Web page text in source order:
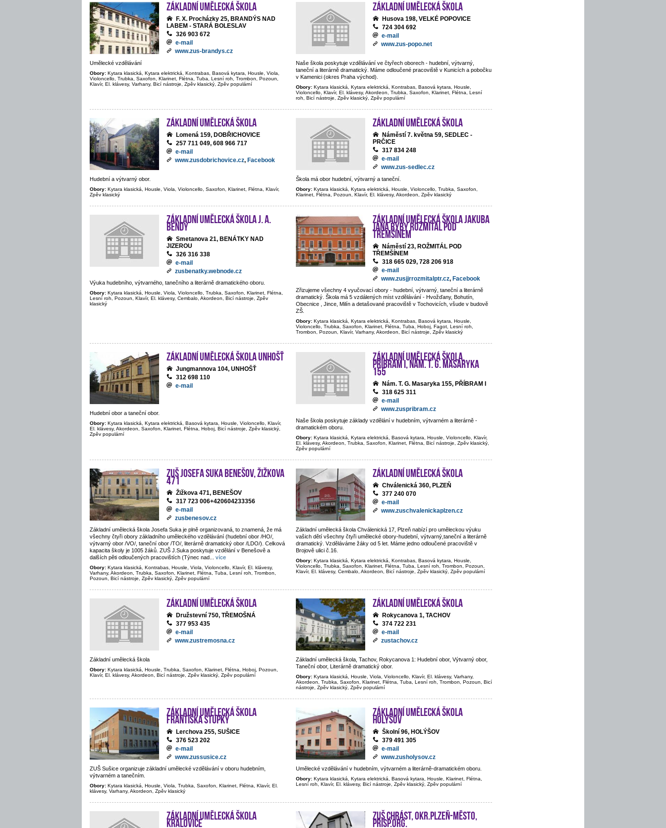
Základní umělecká škola
F. X. Procházky 25, BRANDÝS NAD
LABEM - STARÁ BOLESLAV
326 903 672
e-mail
www.zus-brandys.cz
Umělecké vzdělávání
Obory: Kytara klasická, Kytara elektrická, Kontrabas, Basová kytara, Housle, Viola,
Violoncello, Trubka, Saxofon, Klarinet, Flétna, Tuba, Lesní roh, Trombon, Pozoun,
Klavír, El. klávesy, Varhany, Bicí nástroje, Zpěv klasický, Zpěv populární
Základní umělecká škola
Husova 198, VELKÉ POPOVICE
724 304 692
e-mail
www.zus-popo.net
Naše škola poskytuje vzdělávání ve čtyřech oborech - hudební, výtvarný,
taneční a literárně dramatický. Máme odloučené pracoviště v Kunicích a pobočku
v Kamenici (okres Praha východ).
Obory: Kytara klasická, Kytara elektrická, Kontrabas, Basová kytara, Housle,
Violoncello, Klavír, El. klávesy, Akordeon, Trubka, Saxofon, Klarinet, Flétna, Lesní
roh, Bicí nástroje, Zpěv klasický, Zpěv populární
Základní umělecká škola
Lomená 159, DOBŘICHOVICE
257 711 049, 608 966 717
e-mail
www.zusdobrichovice.cz, Facebook
Hudební a výtvarný obor.
Obory: Kytara klasická, Housle, Viola, Violoncello, Saxofon, Klarinet, Flétna, Klavír,
Zpěv klasický
Základní umělecká škola
Náměstí 7. května 59, SEDLEC -
PRČICE
317 834 248
e-mail
www.zus-sedlec.cz
Škola má obor hudební, výtvarný a taneční.
Obory: Kytara klasická, Kytara elektrická, Housle, Violoncello, Trubka, Saxofon,
Klarinet, Flétna, Pozoun, Klavír, El. klávesy, Akordeon, Zpěv klasický
Základní umělecká škola J. A.
Bendy
Smetanova 21, BENÁTKY NAD
JIZEROU
326 316 338
e-mail
zusbenatky.webnode.cz
Výuka hudebního, výtvarného, tanečního a literárně dramatického oboru.
Obory: Kytara klasická, Housle, Viola, Violoncello, Trubka, Saxofon, Klarinet, Flétna,
Lesní roh, Pozoun, Klavír, El. klávesy, Cembalo, Akordeon, Bicí nástroje, Zpěv
klasický
Základní umělecká škola Jakuba
Jana Ryby Rožmitál pod
Třemšínem
Náměstí 23, ROŽMITÁL POD
TŘEMŠÍNEM
318 665 029, 728 206 918
e-mail
www.zusjjrrozmitalptr.cz, Facebook
Zřizujeme všechny 4 vyučovací obory - hudební, výtvarný, taneční a literárně
dramatický. Škola má 5 vzdálených míst vzdělávání - Hvožďany, Bohutín,
Obecnice , Jince, Milín a detašované pracoviště v Tochovicích, všude v budově
ZŠ.
Obory: Kytara klasická, Kytara elektrická, Kontrabas, Basová kytara, Housle,
Violoncello, Trubka, Saxofon, Klarinet, Flétna, Tuba, Hoboj, Fagot, Lesní roh,
Trombon, Pozoun, Klavír, Varhany, Akordeon, Bicí nástroje, Zpěv klasický
Základní umělecká škola Unhošť
Jungmannova 104, UNHOŠŤ
312 698 110
e-mail
Hudební obor a taneční obor.
Obory: Kytara klasická, Kytara elektrická, Basová kytara, Housle, Violoncello, Klavír,
El. klávesy, Akordeon, Saxofon, Klarinet, Flétna, Hoboj, Bicí nástroje, Zpěv klasický,
Zpěv populární
Základní umělecká škola,
Příbram I, nám. T. G. Masaryka
155
Nám. T. G. Masaryka 155, PŘÍBRAM I
318 625 311
e-mail
www.zuspribram.cz
Naše škola poskytuje základy vzdělání v hudebním, výtvarném a literárně -
dramatickém oboru.
Obory: Kytara klasická, Kytara elektrická, Basová kytara, Housle, Violoncello, Klavír,
El. klávesy, Akordeon, Trubka, Saxofon, Klarinet, Flétna, Bicí nástroje, Zpěv klasický,
Zpěv populární
ZUŠ Josefa Suka Benešov, Žižkova
471
Žižkova 471, BENEŠOV
317 723 006+420604233356
e-mail
zusbenesov.cz
Základní umělecká škola Josefa Suka je plně organizovaná, to znamená, že má
všechny čtyři obory základního uměleckého vzdělávání (hudební obor /HO/,
výtvarný obor /VO/, taneční obor /TO/, literárně dramatický obor /LDO/). Celková
kapacita školy je 1005 žáků. ZUŠ J.Suka poskytuje vzdělání v Benešově a
dalších pěti odloučených pracovištích (Týnec nad
více
Obory: Kytara klasická, Kontrabas, Housle, Viola, Violoncello, Klavír, El. klávesy,
Varhany, Akordeon, Trubka, Saxofon, Klarinet, Flétna, Tuba, Lesní roh, Trombon,
Pozoun, Bicí nástroje, Zpěv klasický, Zpěv populární
Základní umělecká škola
Chválenická 360, PLZEŇ
377 240 070
e-mail
www.zuschvalenickaplzen.cz
Základní umělecká škola Chválenická 17, Plzeň nabízí pro uměleckou výuku
vašich dětí všechny čtyři umělecké obory-hudební, výtvarný,taneční a literárně
dramatický. Vzděláváme žáky od 5 let. Máme jedno odloučené pracoviště v
Brojově ulici č.16.
Obory: Kytara klasická, Kytara elektrická, Kontrabas, Basová kytara, Housle,
Violoncello, Trubka, Saxofon, Klarinet, Flétna, Tuba, Lesní roh, Trombon, Pozoun,
Klavír, El. klávesy, Cembalo, Akordeon, Bicí nástroje, Zpěv klasický, Zpěv populární
Základní umělecká škola
Družstevní 750, TŘEMOŠNÁ
377 953 435
e-mail
www.zustremosna.cz
Základní umělecká škola
Obory: Kytara klasická, Housle, Trubka, Saxofon, Klarinet, Flétna, Hoboj, Pozoun,
Klavír, El. klávesy, Akordeon, Bicí nástroje, Zpěv klasický, Zpěv populární
Základní umělecká škola
Rokycanova 1, TACHOV
374 722 231
e-mail
zustachov.cz
Základní umělecká škola, Tachov, Rokycanova 1: Hudební obor, Výtvarný obor,
Taneční obor, Literárně dramatický obor.
Obory: Kytara klasická, Housle, Viola, Violoncello, Klavír, El. klávesy, Varhany,
Akordeon, Trubka, Saxofon, Klarinet, Flétna, Tuba, Lesní roh, Trombon, Pozoun, Bicí
nástroje, Zpěv klasický, Zpěv populární
Základní umělecká škola
Františka Stupky
Lerchova 255, SUŠICE
376 523 202
e-mail
www.zussusice.cz
ZUŠ Sušice organizuje základní umělecké vzdělávání v oboru hudebním,
výtvarném a tanečním.
Obory: Kytara klasická, Housle, Viola, Trubka, Saxofon, Klarinet, Flétna, Klavír, El.
klávesy, Varhany, Akordeon, Zpěv klasický
Základní umělecká škola
Holýšov
Školní 96, HOLÝŠOV
379 491 305
e-mail
www.zusholysov.cz
Umělecké vzdělávání v hudebním, výtvarném a literárně-dramatickém oboru.
Obory: Kytara klasická, Kytara elektrická, Basová kytara, Housle, Klarinet, Flétna,
Lesní roh, Klavír, El. klávesy, Bicí nástroje, Zpěv klasický, Zpěv populární
Základní umělecká škola
Kralovice
ZUŠ Chrást, okr.Plzeň-město,
přísp.org.